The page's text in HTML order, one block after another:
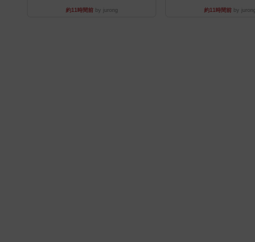
約11時間前by jurong 約11時間前by jurong